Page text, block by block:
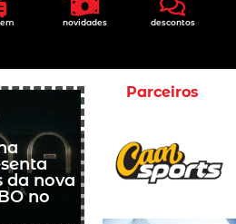
novidades descontos
da nova
no
Parceiros